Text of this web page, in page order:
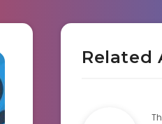
Related